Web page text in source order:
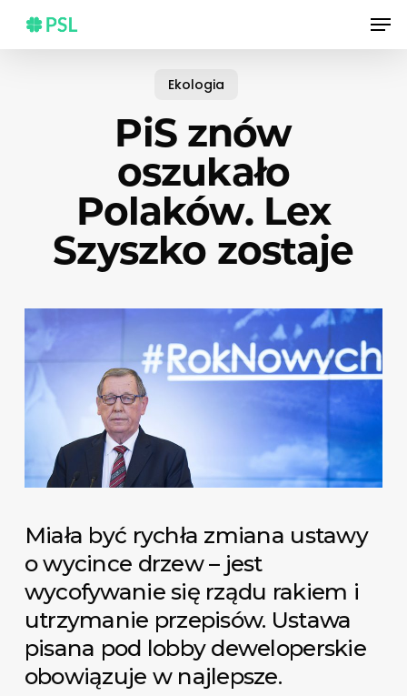
main
Ekologia
PiS znów
oszukało
Polaków. Lex
Szyszko zostaje
Miała być rychła zmiana ustawy
o wycince drzew – jest
wycofywanie się rządu rakiem i
utrzymanie przepisów. Ustawa
pisana pod lobby deweloperskie
obowiązuje w najlepsze.